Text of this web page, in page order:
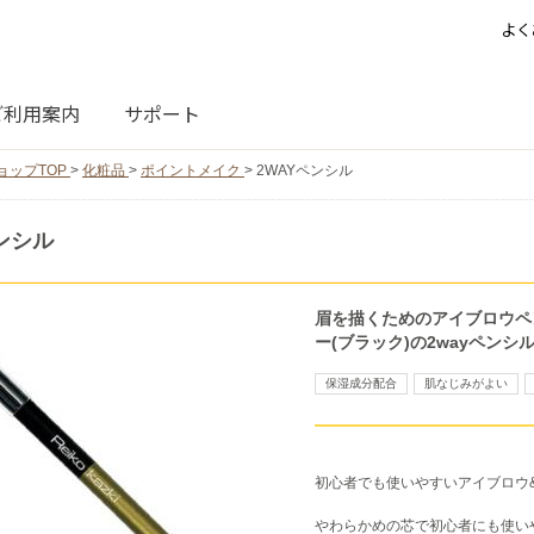
用案内 サポート
よ
ップTOP > 化粧品 > ポイントメイク > 2WAYペンシル
シル
眉を描くためのアイブロウ
ー(ブラック)の2wayペンシ
保湿成分配合 肌なじみがよい
初心者でも使いやすいアイブロ
やわらかめの芯で初心者にも使